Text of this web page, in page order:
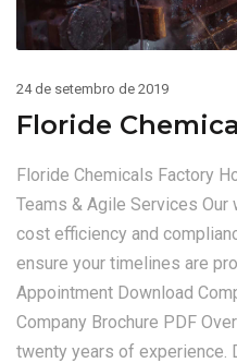
24 de setembro de 2019
Floride
Floride Chemicals Factory
Teams & Agile Services
cost efficiency and
ensure your timelines are
Appointment Download
Company Brochure PDF
twenty years of experience.